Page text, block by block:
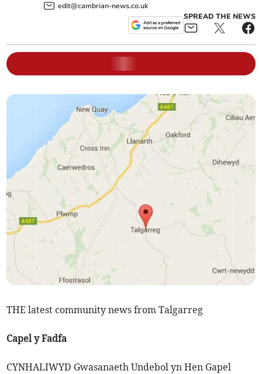
edit@cambrian-news.co.uk
SPREAD THE NEWS
THE latest community news from Talgarreg
Capel y Fadfa
CYNHALIWYD Gwasanaeth Undebol yn Hen Gapel